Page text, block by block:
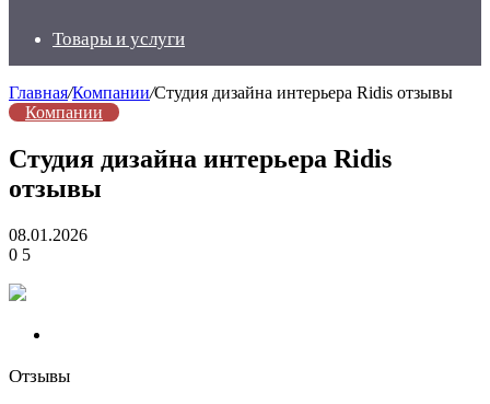
Товары и услуги
Главная/Компании/Студия дизайна интерьера Ridis отзывы
Компании
Студия дизайна интерьера Ridis
отзывы
08.01.2026
0 5
Отзывы